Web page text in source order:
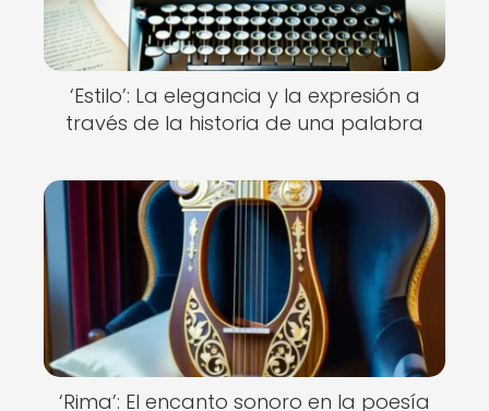
‘Estilo’: La elegancia y la expresión a
través de la historia de una palabra
‘Rima’: El encanto sonoro en la poesía